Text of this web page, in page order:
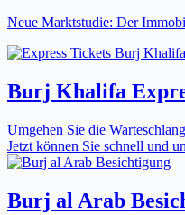
Neue Marktstudie: Der
Burj Khalifa
Umgehen Sie die
Jetzt können Sie schnell und
Burj al Arab